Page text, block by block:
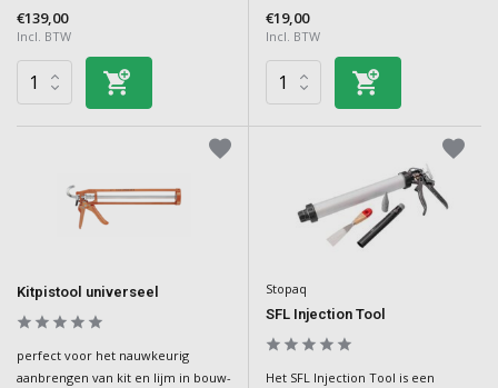
€139,00
Incl. BTW
€19,00
Incl. BTW
Kitpistool universeel
perfect voor het nauwkeurig
aanbrengen van kit en lijm in bouw-
Stopaq
SFL Injection Tool
Het SFL Injection Tool is een